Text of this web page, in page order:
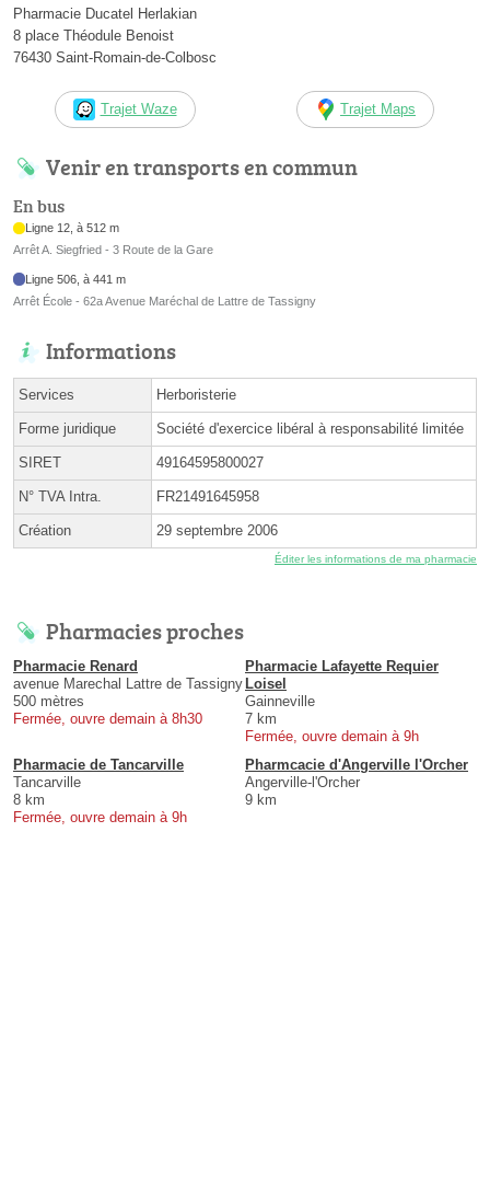
Pharmacie Ducatel Herlakian
8 place Théodule Benoist
76430 Saint-Romain-de-Colbosc
Trajet Waze Trajet Maps
Venir en transports en commun
En bus
Ligne 12, à 512 m
Arrêt A. Siegfried - 3 Route de la Gare
Ligne 506, à 441 m
Arrêt École - 62a Avenue Maréchal de Lattre de Tassigny
Informations
Services Herboristerie
Forme juridique Société d'exercice libéral à responsabilité limitée
SIRET 49164595800027
N° TVA Intra. FR21491645958
Création 29 septembre 2006
Éditer les informations de ma pharmacie
Pharmacies proches
Pharmacie Renard
avenue Marechal Lattre de Tassigny
500 mètres
Fermée, ouvre demain à 8h30
Pharmacie Lafayette Requier
Loisel
Gainneville
7 km
Fermée, ouvre demain à 9h
Pharmacie de Tancarville
Tancarville
8 km
Fermée, ouvre demain à 9h
Pharmcacie d'Angerville l'Orcher
Angerville-l'Orcher
9 km